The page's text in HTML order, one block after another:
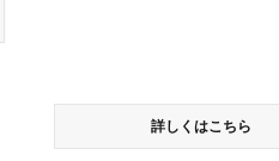
詳しくはこちら